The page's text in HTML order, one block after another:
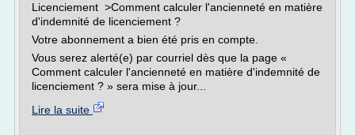
Licenciement >Comment calculer l'ancienneté en matière
d'indemnité de licenciement ?
Votre abonnement a bien été pris en compte.
Vous serez alerté(e) par courriel dès que la page «
Comment calculer l'ancienneté en matière d'indemnité de
licenciement ? » sera mise à jour...
Lire la suite